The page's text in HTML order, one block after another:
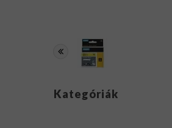
Kategóriák